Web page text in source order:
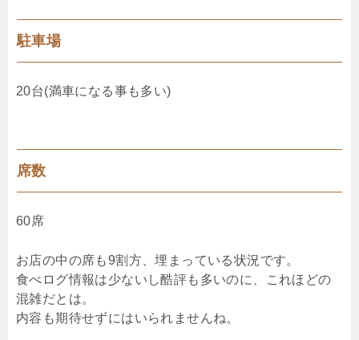
駐車場
20台(満車になる事も多い)
席数
60席
お店の中の席も9割方、埋まっている状況です。
食べログ情報は少ないし酷評も多いのに、これほどの
混雑だとは。
内容も期待せずにはいられませんね。